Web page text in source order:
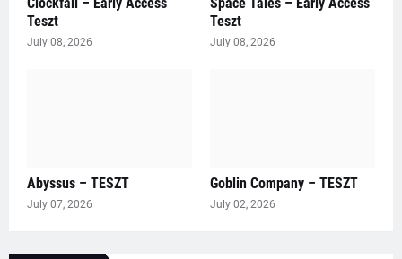
Teszt
July 08, 2026
Teszt
July 08, 2026
Abyssus – TESZT
July 07, 2026
Goblin Company – TESZT
July 02, 2026